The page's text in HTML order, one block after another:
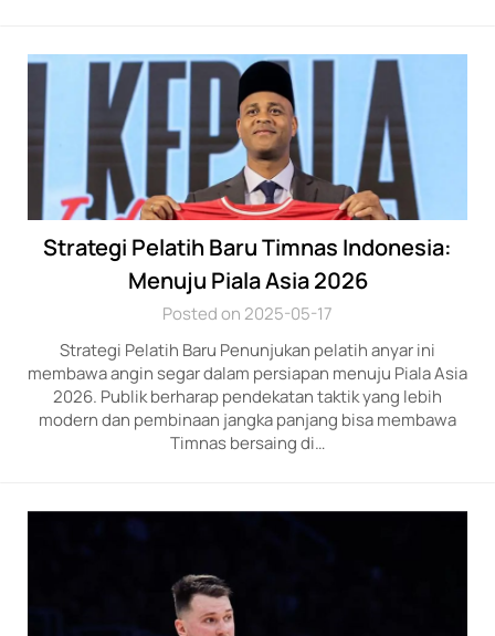
Strategi Pelatih Baru Timnas Indonesia:
Menuju Piala Asia 2026
Posted on 2025-05-17
Strategi Pelatih Baru Penunjukan pelatih anyar ini
membawa angin segar dalam persiapan menuju Piala Asia
2026. Publik berharap pendekatan taktik yang lebih
modern dan pembinaan jangka panjang bisa membawa
Timnas bersaing di…